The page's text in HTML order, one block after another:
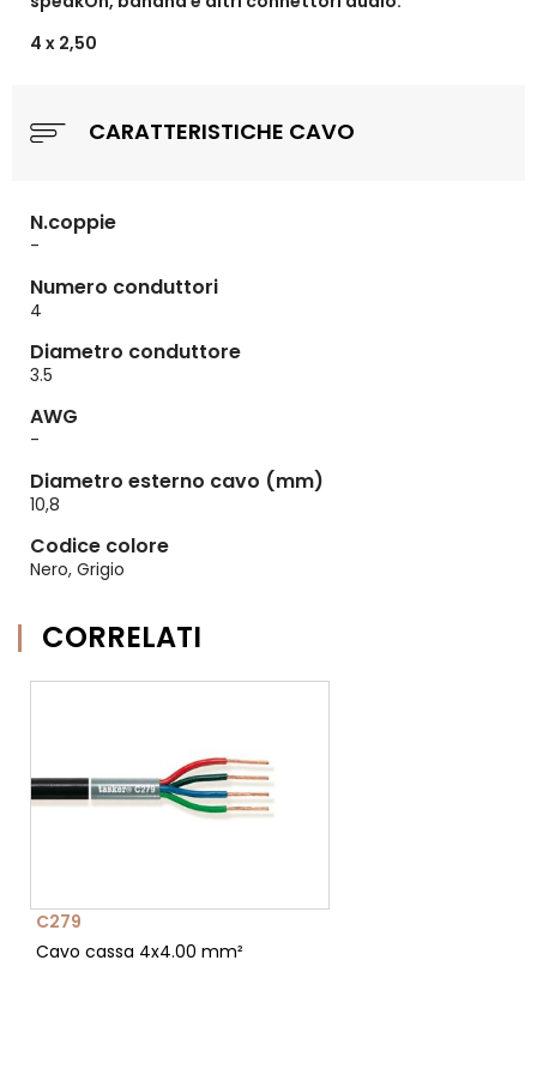
4 x 2,50
CARATTERISTICHE CAVO
N.coppie
-
Numero conduttori
4
Diametro conduttore
3.5
AWG
-
Diametro esterno cavo (mm)
10,8
Codice colore
Nero, Grigio
CORRELATI
C279
Cavo cassa 4x4.00 mm²